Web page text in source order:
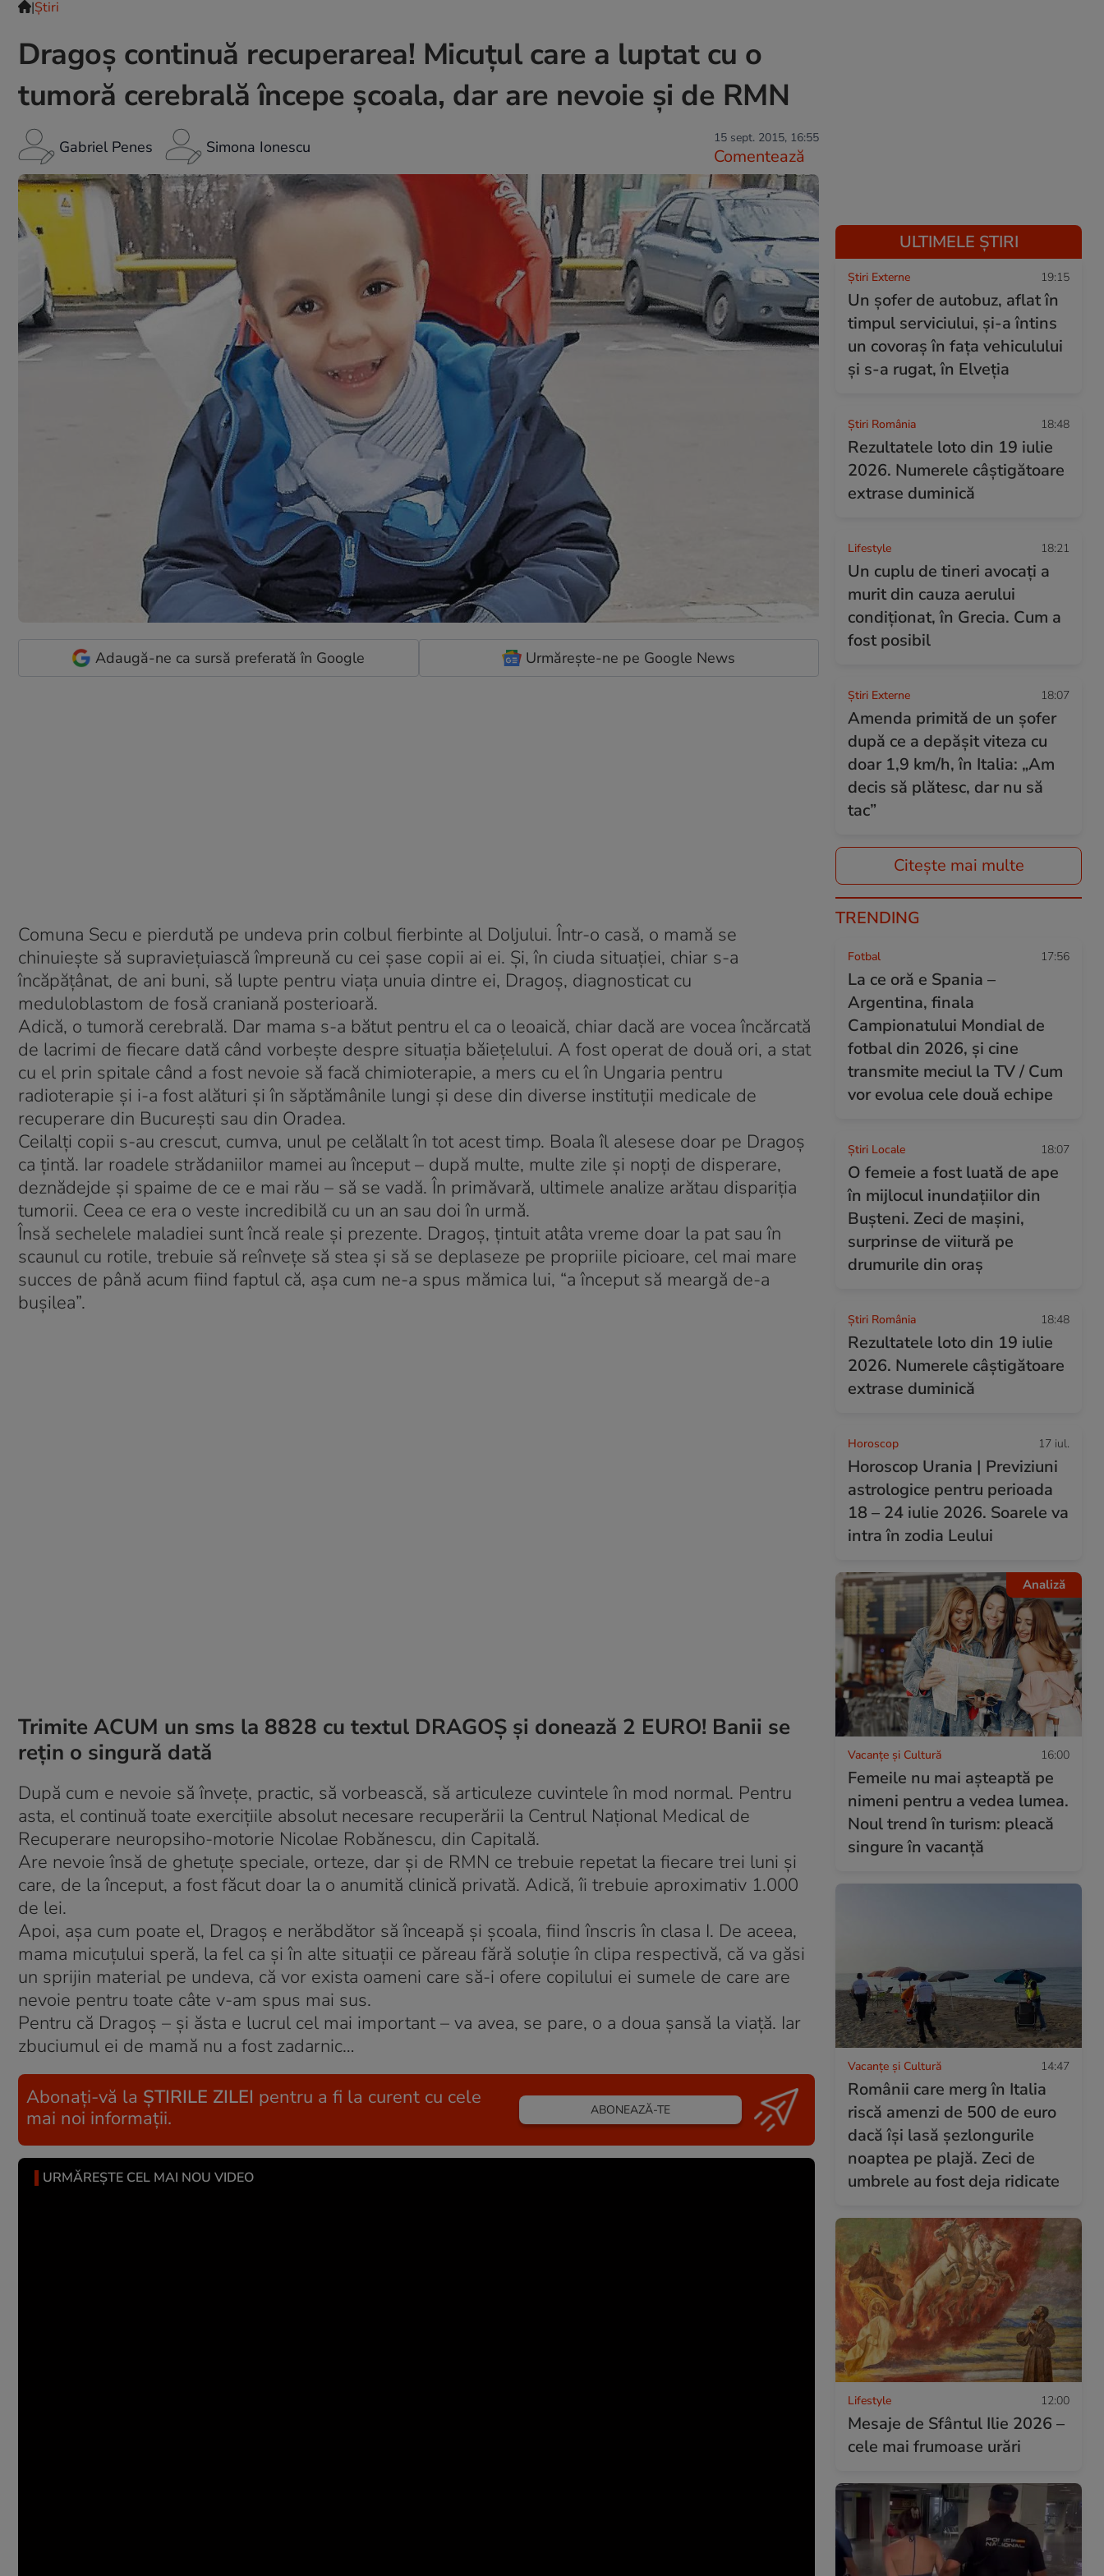
|Ştiri
Dragoş continuă recuperarea! Micuţul care a luptat cu o
tumoră cerebrală începe şcoala, dar are nevoie şi de RMN
Gabriel Penes Simona Ionescu 15 sept. 2015, 16:55
Comentează
Adaugă-ne ca sursă preferată în Google Urmărește-ne pe Google News
Comuna Secu e pierdută pe undeva prin colbul fierbinte al Doljului. Într-o casă, o mamă se
chinuieşte să supravieţuiască împreună cu cei şase copii ai ei. Şi, în ciuda situaţiei, chiar s-a
încăpăţânat, de ani buni, să lupte pentru viaţa unuia dintre ei, Dragoş, diagnosticat cu
meduloblastom de fosă craniană posterioară.
Adică, o tumoră cerebrală. Dar mama s-a bătut pentru el ca o leoaică, chiar dacă are vocea încărcată
de lacrimi de fiecare dată când vorbeşte despre situaţia băieţelului. A fost operat de două ori, a stat
cu el prin spitale când a fost nevoie să facă chimioterapie, a mers cu el în Ungaria pentru
radioterapie şi i-a fost alături şi în săptămânile lungi şi dese din diverse instituţii medicale de
recuperare din Bucureşti sau din Oradea.
Ceilalţi copii s-au crescut, cumva, unul pe celălalt în tot acest timp. Boala îl alesese doar pe Dragoş
ca ţintă. Iar roadele strădaniilor mamei au început – după multe, multe zile şi nopţi de disperare,
deznădejde şi spaime de ce e mai rău – să se vadă. În primăvară, ultimele analize arătau dispariţia
tumorii. Ceea ce era o veste incredibilă cu un an sau doi în urmă.
Însă sechelele maladiei sunt încă reale şi prezente. Dragoş, ţintuit atâta vreme doar la pat sau în
scaunul cu rotile, trebuie să reînveţe să stea şi să se deplaseze pe propriile picioare, cel mai mare
succes de până acum fiind faptul că, aşa cum ne-a spus mămica lui, “a început să meargă de-a
buşilea”.
Trimite ACUM un sms la 8828 cu textul DRAGOŞ şi donează 2 EURO! Banii se
reţin o singură dată
După cum e nevoie să înveţe, practic, să vorbească, să articuleze cuvintele în mod normal. Pentru
asta, el continuă toate exerciţiile absolut necesare recuperării la Centrul Naţional Medical de
Recuperare neuropsiho-motorie Nicolae Robănescu, din Capitală.
Are nevoie însă de ghetuţe speciale, orteze, dar şi de RMN ce trebuie repetat la fiecare trei luni şi
care, de la început, a fost făcut doar la o anumită clinică privată. Adică, îi trebuie aproximativ 1.000
de lei.
Apoi, aşa cum poate el, Dragoş e nerăbdător să înceapă şi şcoala, fiind înscris în clasa I. De aceea,
mama micuţului speră, la fel ca şi în alte situaţii ce păreau fără soluţie în clipa respectivă, că va găsi
un sprijin material pe undeva, că vor exista oameni care să-i ofere copilului ei sumele de care are
nevoie pentru toate câte v-am spus mai sus.
Pentru că Dragoş – şi ăsta e lucrul cel mai important – va avea, se pare, o a doua şansă la viaţă. Iar
zbuciumul ei de mamă nu a fost zadarnic…
Abonați-vă la ȘTIRILE ZILEI pentru a fi la curent cu cele
mai noi informații.
ABONEAZĂ-TE
URMĂREȘTE CEL MAI NOU VIDEO
ULTIMELE ȘTIRI
Știri Externe 19:15
Un șofer de autobuz, aflat în
timpul serviciului, și-a întins
un covoraș în fața vehiculului
și s-a rugat, în Elveția
Știri România 18:48
Rezultatele loto din 19 iulie
2026. Numerele câștigătoare
extrase duminică
Lifestyle 18:21
Un cuplu de tineri avocați a
murit din cauza aerului
condiționat, în Grecia. Cum a
fost posibil
Știri Externe 18:07
Amenda primită de un șofer
după ce a depășit viteza cu
doar 1,9 km/h, în Italia: „Am
decis să plătesc, dar nu să
tac”
Citește mai multe
TRENDING
Fotbal 17:56
La ce oră e Spania –
Argentina, finala
Campionatului Mondial de
fotbal din 2026, și cine
transmite meciul la TV / Cum
vor evolua cele două echipe
Știri Locale 18:07
O femeie a fost luată de ape
în mijlocul inundațiilor din
Bușteni. Zeci de mașini,
surprinse de viitură pe
drumurile din oraș
Știri România 18:48
Rezultatele loto din 19 iulie
2026. Numerele câștigătoare
extrase duminică
Horoscop 17 iul.
Horoscop Urania | Previziuni
astrologice pentru perioada
18 – 24 iulie 2026. Soarele va
intra în zodia Leului
Analiză
Vacanțe și Cultură 16:00
Femeile nu mai așteaptă pe
nimeni pentru a vedea lumea.
Noul trend în turism: pleacă
singure în vacanță
Vacanțe și Cultură 14:47
Românii care merg în Italia
riscă amenzi de 500 de euro
dacă își lasă șezlongurile
noaptea pe plajă. Zeci de
umbrele au fost deja ridicate
Lifestyle 12:00
Mesaje de Sfântul Ilie 2026 –
cele mai frumoase urări